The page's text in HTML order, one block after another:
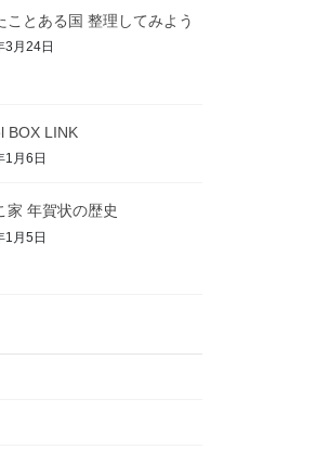
ことある国 整理してみよう
3月24日
BOX LINK
1月6日
家 年賀状の歴史
1月5日